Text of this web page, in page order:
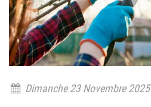
Dimanche 23 Novembre 2025